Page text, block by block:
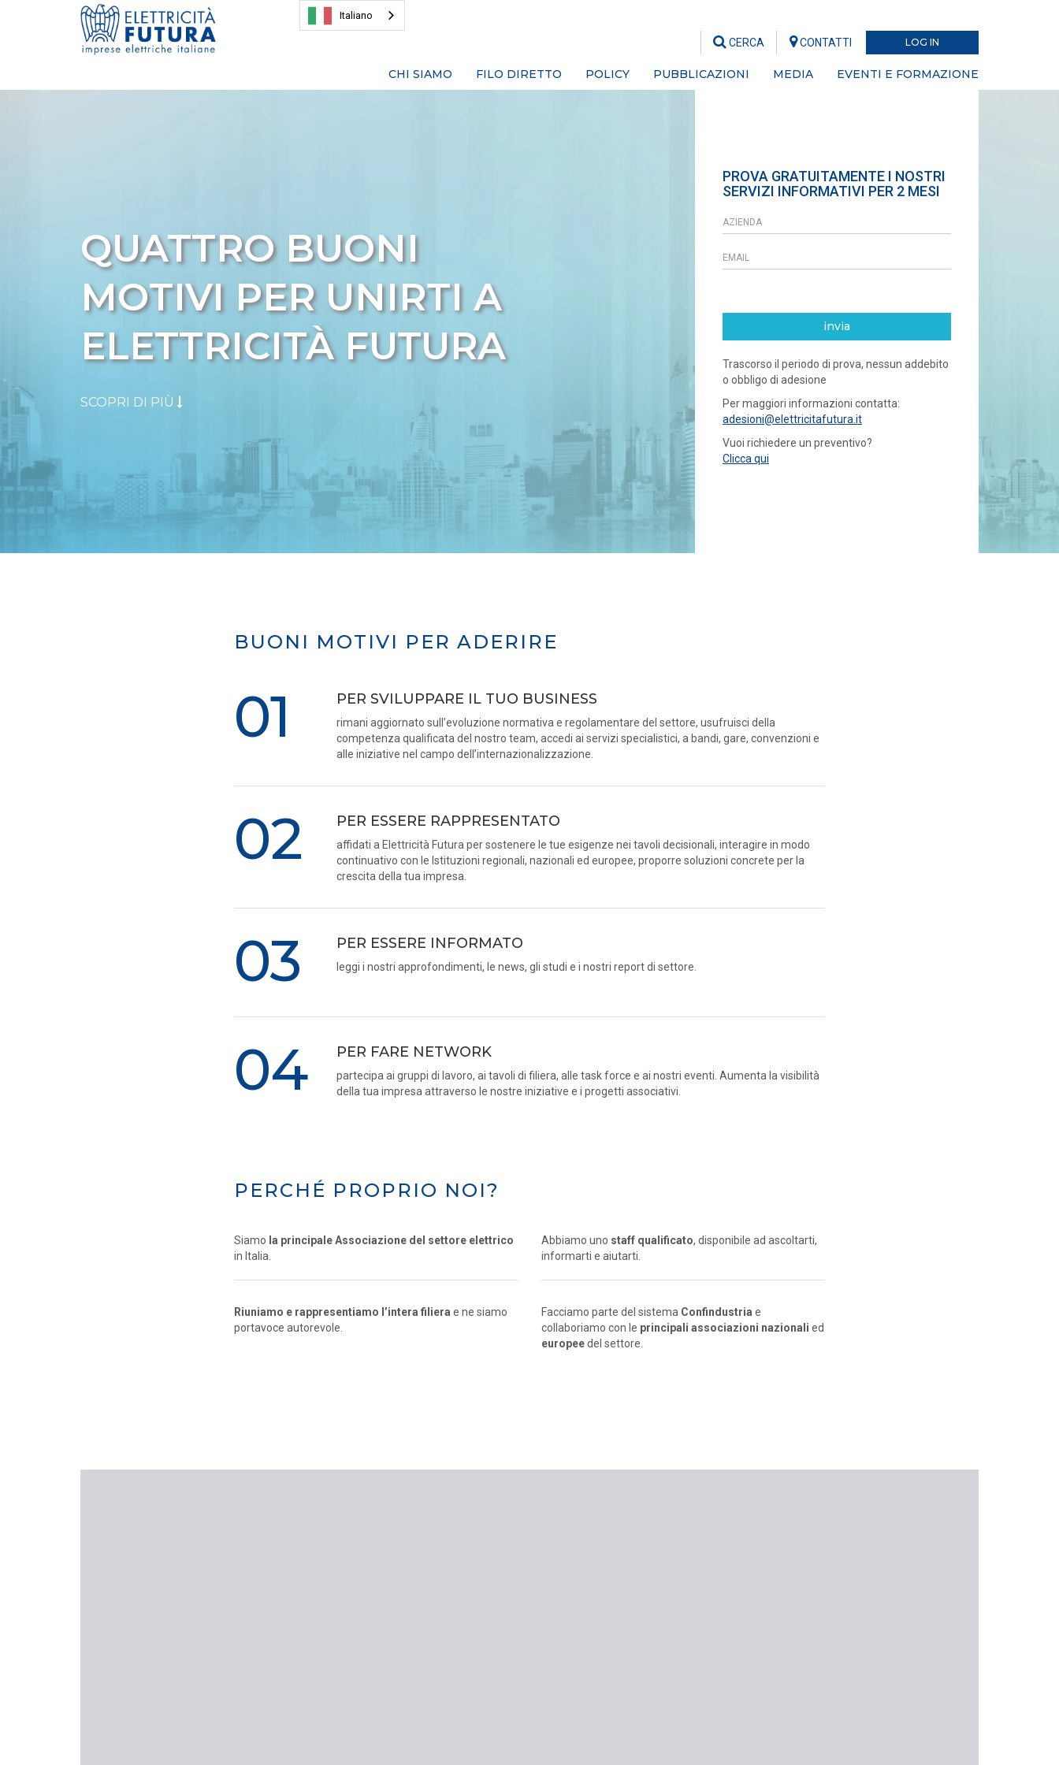
Italiano
LOG IN
CERCA CONTATTI
CHI SIAMO FILO DIRETTO POLICY PUBBLICAZIONI MEDIA EVENTI E FORMAZIONE
QUATTRO BUONI
MOTIVI PER UNIRTI A
ELETTRICITÀ FUTURA
SCOPRI DI PIÙ
PROVA GRATUITAMENTE I NOSTRI
SERVIZI INFORMATIVI PER 2 MESI
invia
Trascorso il periodo di prova, nessun addebito
o obbligo di adesione
Per maggiori informazioni contatta:
adesioni@elettricitafutura.it
Vuoi richiedere un preventivo?
Clicca qui
BUONI MOTIVI PER ADERIRE
01 PER SVILUPPARE IL TUO BUSINESS
rimani aggiornato sull’evoluzione normativa e regolamentare del settore, usufruisci della
competenza qualificata del nostro team, accedi ai servizi specialistici, a bandi, gare, convenzioni e
alle iniziative nel campo dell’internazionalizzazione.
02 PER ESSERE RAPPRESENTATO
affidati a Elettricità Futura per sostenere le tue esigenze nei tavoli decisionali, interagire in modo
continuativo con le Istituzioni regionali, nazionali ed europee, proporre soluzioni concrete per la
crescita della tua impresa.
03 PER ESSERE INFORMATO
leggi i nostri approfondimenti, le news, gli studi e i nostri report di settore.
04 PER FARE NETWORK
partecipa ai gruppi di lavoro, ai tavoli di filiera, alle task force e ai nostri eventi. Aumenta la visibilità
della tua impresa attraverso le nostre iniziative e i progetti associativi.
PERCHÉ PROPRIO NOI?
Siamo la principale Associazione del settore elettrico
in Italia.
Abbiamo uno staff qualificato, disponibile ad ascoltarti,
informarti e aiutarti.
Riuniamo e rappresentiamo l’intera filiera e ne siamo
portavoce autorevole.
Facciamo parte del sistema Confindustria e
collaboriamo con le principali associazioni nazionali ed
europeedel settore.